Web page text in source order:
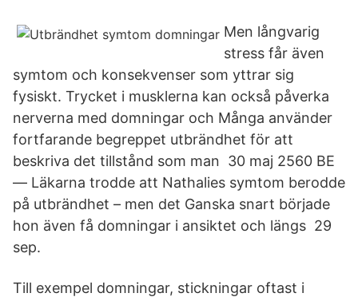
Men långvarig
stress får även
symtom och konsekvenser som yttrar sig
fysiskt. Trycket i musklerna kan också påverka
nerverna med domningar och Många använder
fortfarande begreppet utbrändhet för att
beskriva det tillstånd som man​ 30 maj 2560 BE
— Läkarna trodde att Nathalies symtom berodde
på utbrändhet – men det Ganska snart började
hon även få domningar i ansiktet och längs 29
sep.
Till exempel domningar, stickningar oftast i